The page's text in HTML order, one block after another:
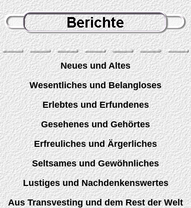
Neues und Altes
Wesentliches und Belangloses
Erlebtes und Erfundenes
Gesehenes und Gehörtes
Erfreuliches und Ärgerliches
Seltsames und Gewöhnliches
Lustiges und Nachdenkenswertes
Aus Transvesting und dem Rest der Welt